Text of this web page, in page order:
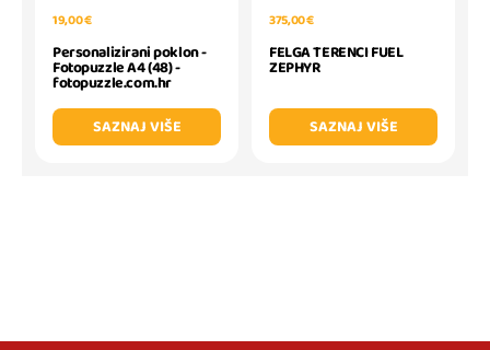
19,00 €
Personalizirani poklon -
Fotopuzzle A4 (48) -
fotopuzzle.com.hr
SAZNAJ VIŠE
375,00 €
FELGA TERENCI FUEL
ZEPHYR
SAZNAJ VIŠE